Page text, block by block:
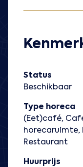
Status
Beschikbaar
Type horeca
(Eet)café,
horecaruimte,
Restaurant
Huurprijs